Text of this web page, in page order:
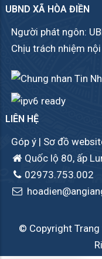
UBND XÃ HÒA ĐIỀN
Người phát ngôn:
Chịu trách nhiệm
LIÊN HỆ
Góp ý | Sơ đồ
Quốc lộ 80, ấp
02973.753.002
© Copyright